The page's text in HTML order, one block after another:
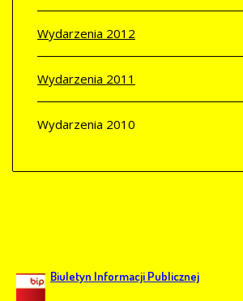
Wydarzenia 2012
Wydarzenia 2011
Wydarzenia 2010
Biuletyn Informacji Publicznej